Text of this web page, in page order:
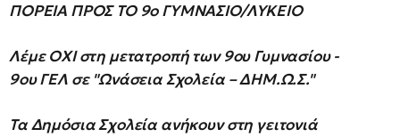
ΠΟΡΕΙΑ ΠΡΟΣ ΤΟ 9ο ΓΥΜΝΑΣΙΟ/ΛΥΚΕΙΟ
Λέμε ΟΧΙ στη μετατροπή των 9ου Γυμνασίου -
9ου ΓΕΛ σε "Ωνάσεια Σχολεία – ΔΗΜ.Ω.Σ."
Τα Δημόσια Σχολεία ανήκουν στη γειτονιά